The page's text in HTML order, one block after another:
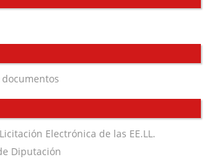
Electrónica de las EE.LL.
Diputación